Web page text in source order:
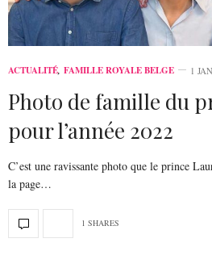
ACTUALITÉ, FAMILLE ROYALE BELGE 1
Photo de famille du
pour l’année 2022
C’est une ravissante photo que le prince
la page…
1 SHARES